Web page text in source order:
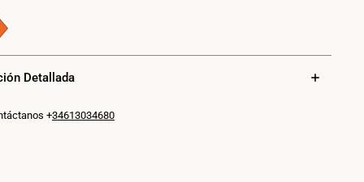
"LONDON"
Detallada
+34613034680